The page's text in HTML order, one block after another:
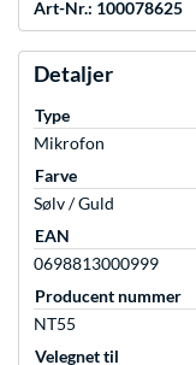
Art-Nr.: 100078625
Detaljer
Type
Mikrofon
Farve
Sølv / Guld
EAN
0698813000999
Producent nummer
NT55
Velegnet til